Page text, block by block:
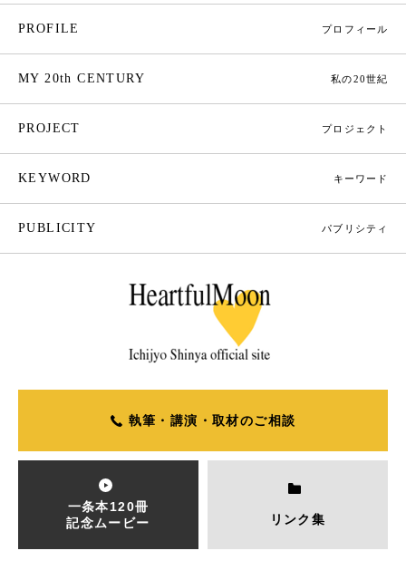
PROFILE プロフィール
MY 20th CENTURY 私の20世紀
PROJECT プロジェクト
KEYWORD キーワード
PUBLICITY パブリシティ
執筆・講演・取材のご相談
一条本120冊
記念ムービー
リンク集